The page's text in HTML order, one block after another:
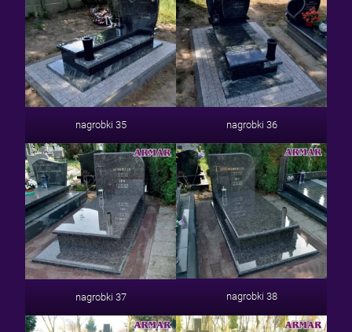
nagrobki 35 nagrobki 36
nagrobki 37 nagrobki 38